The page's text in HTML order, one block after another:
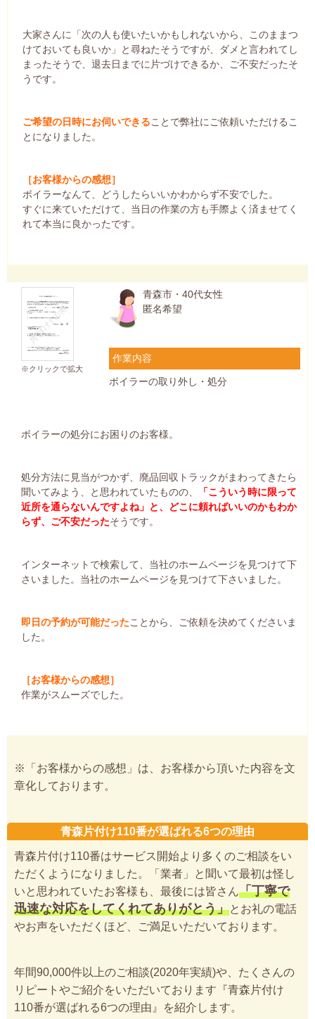
大家さんに「次の人も使いたいかもしれないから、このままつ
けておいても良いか」と尋ねたそうですが、ダメと言われてし
まったそうで、退去日までに片づけできるか、ご不安だったそ
うです。
ご希望の日時にお伺いできることで弊社にご依頼いただけるこ
とになりました。
［お客様からの感想］
ボイラーなんて、どうしたらいいかわからず不安でした。
すぐに来ていただけて、当日の作業の方も手際よく済ませてく
れて本当に良かったです。
※クリックで拡大
青森市・40代女性
匿名希望
作業内容
ボイラーの取り外し・処分
ボイラーの処分にお困りのお客様。
処分方法に見当がつかず、廃品回収トラックがまわってきたら
聞いてみよう、と思われていたものの、
「こういう時に限って
近所を通らないんですよね」と、どこに頼ればいいのかもわか
らず、ご不安だったそうです。
インターネットで検索して、当社のホームページを見つけて下
さいました。当社のホームページを見つけて下さいました。
即日の予約が可能だったことから、ご依頼を決めてくださいま
した。
［お客様からの感想］
作業がスムーズでした。
※「お客様からの感想」は、お客様から頂いた内容を文
章化しております。
青森片付け110番が選ばれる6つの理由
青森片付け110番はサービス開始より多くのご相談をい
ただくようになりました。「業者」と聞いて最初は怪し
いと思われていたお客様も、最後には皆さん「丁寧で
迅速な対応をしてくれてありがとう」とお礼の電話
やお声をいただくほど、ご満足いただいております。
年間90,000件以上のご相談(2020年実績)や、たくさんの
リピートやご紹介をいただいております『青森片付け
110番が選ばれる6つの理由』を紹介します。